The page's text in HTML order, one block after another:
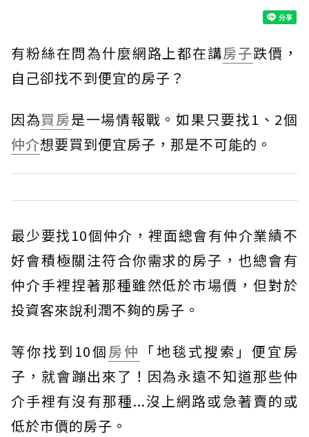
有粉絲在問為什麼網路上都在講房子跌價，
自己卻找不到便宜的房子？
因為買房是一場情報戰。如果只要找1、2個
仲介想要買到便宜房子，那是不可能的。
最少要找10個仲介，裡面總會有仲介業績不
好會積極關注符合你需求的房子，也總會有
仲介手裡捏著那種雖然低於市場價，但對於
投資客來說利潤不夠的房子。
等你找到10個房仲 「地毯式搜索」便宜房
子，就會蹦出來了！因為永遠不知道那些仲
介手裡有沒有那種...沒上網路或急著賣的或
低於市價的房子。